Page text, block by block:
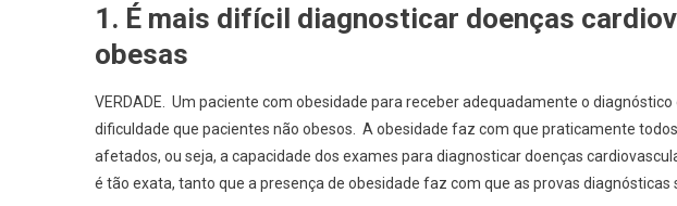
1. É mais difícil diagnosticar doenças
obesas
VERDADE. Um paciente com obesidade para receber adequadamente o
dificuldade que pacientes não obesos. A obesidade faz com que praticamente
afetados, ou seja, a capacidade dos exames para diagnosticar doenças
é tão exata, tanto que a presença de obesidade faz com que as provas